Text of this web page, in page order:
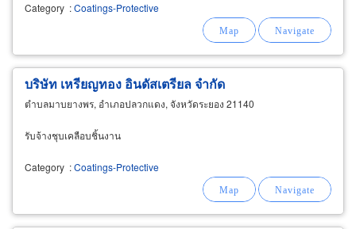
Category :Coatings-Protective
บริษัท เหรียญทอง อินดัสเตรียล จำกัด
ตำบลมาบยางพร, อำเภอปลวกแดง, จังหวัดระยอง 21140
รับจ้างชุบเคลือบชิ้นงาน
Category :Coatings-Protective